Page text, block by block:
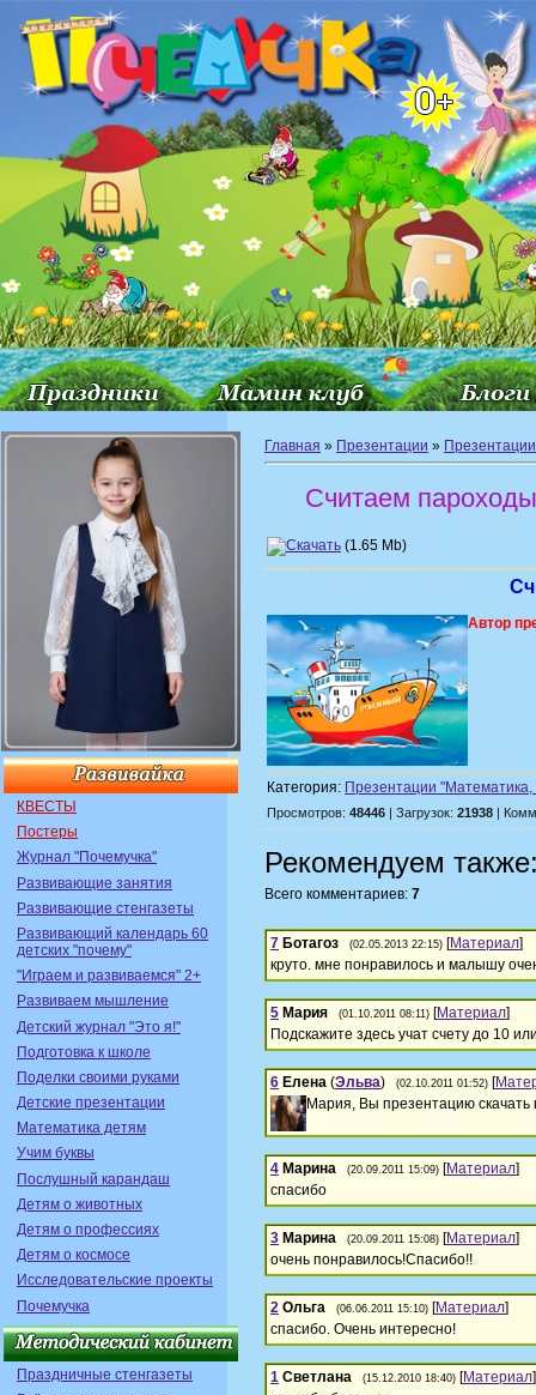
КВЕСТЫ
Постеры
Журнал "Почемучка"
Развивающие занятия
Развивающие стенгазеты
Развивающий календарь 60
детских "почему"
"Играем и развиваемся" 2+
Развиваем мышление
Детский журнал "Это я!"
Подготовка к школе
Поделки своими руками
Детские презентации
Математика детям
Учим буквы
Послушный карандаш
Детям о животных
Детям о профессиях
Детям о космосе
Исследовательские проекты
Почемучка
Праздничные стенгазеты
Главная » Презентации »
Считаем пароходы
(1.65 Mb)
Автор
Категория: Презентации "Математика,
Просмотров: 48446 | Загрузок: 21938 |
Рекомендуем
Всего комментариев: 7
7 Ботагоз (02.05.2013 22:15) [Материал]
круто. мне понравилось и малышу
5 Мария (01.10.2011 08:11) [Материал]
Подскажите здесь учат счету до 10
6 Елена (Эльва) (02.10.2011 01:52) [
Мария, Вы презентацию скачать
4 Марина (20.09.2011 15:09) [Материал]
спасибо
3 Марина (20.09.2011 15:08) [Материал]
очень понравилось!Спасибо!!
2 Ольга (06.06.2011 15:10) [Материал]
спасибо. Очень интересно!
1 Светлана (15.12.2010 18:40) [Материал]